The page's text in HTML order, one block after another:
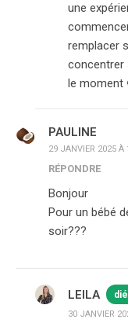
une
remplacer
concentrer
le moment
PAULINE
29 JANVIER 2025 À
RÉPONDRE
Bonjour
Pour un bébé
soir???
LEILA
30 JANVIER